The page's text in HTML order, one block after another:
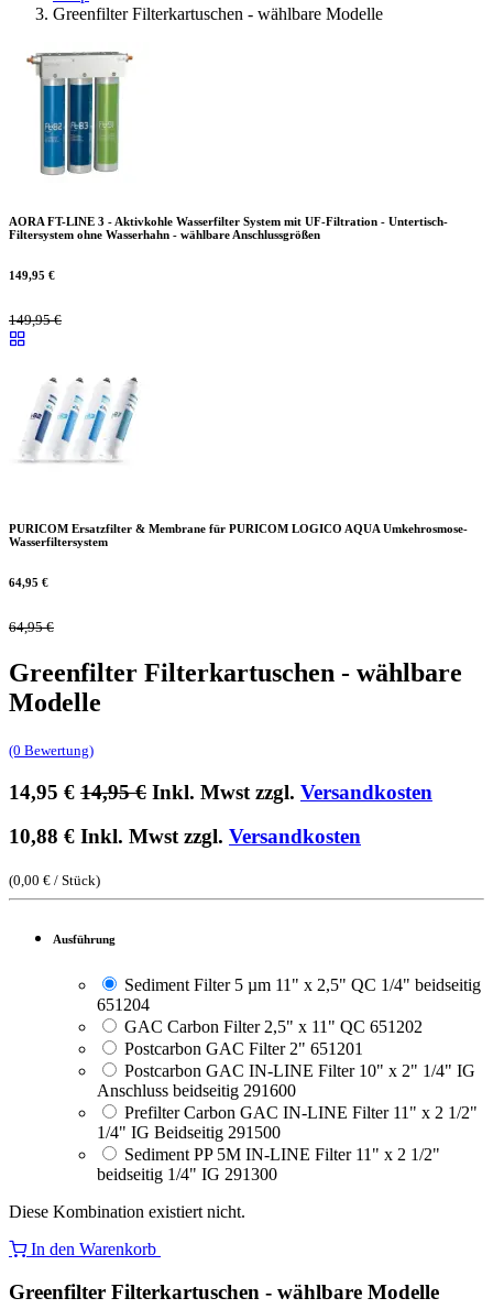
Greenfilter Filterkartuschen - wählbare Modelle
AORA FT-LINE 3 - Aktivkohle Wasserfilter System mit UF-Filtration - Untertisch-
Filtersystem ohne Wasserhahn - wählbare Anschlussgrößen
149,95 €
149,95€
PURICOM Ersatzfilter & Membrane für PURICOM LOGICO AQUA Umkehrosmose-
Wasserfiltersystem
64,95 €
64,95€
Greenfilter Filterkartuschen - wählbare
Modelle
(0 Bewertung)
14,95 € 14,95€ Inkl. Mwst zzgl. Versandkosten
10,88 € Inkl. Mwst zzgl. Versandkosten
(0,00 € / Stück)
Ausführung
Sediment Filter 5 µm 11" x 2,5" QC 1/4" beidseitig
651204
GAC Carbon Filter 2,5" x 11" QC 651202
Postcarbon GAC Filter 2" 651201
Postcarbon GAC IN-LINE Filter 10" x 2" 1/4" IG
Anschluss beidseitig 291600
Prefilter Carbon GAC IN-LINE Filter 11" x 2 1/2"
1/4" IG Beidseitig 291500
Sediment PP 5M IN-LINE Filter 11" x 2 1/2"
beidseitig 1/4" IG 291300
Diese Kombination existiert nicht.
In den Warenkorb
Greenfilter Filterkartuschen - wählbare Modelle